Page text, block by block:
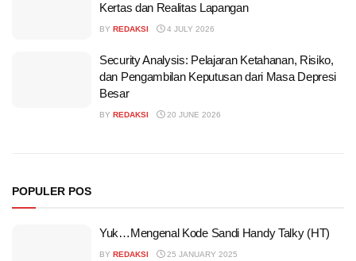
Kertas dan Realitas Lapangan
BY REDAKSI 4 JULY 2026
Security Analysis: Pelajaran Ketahanan, Risiko,
dan Pengambilan Keputusan dari Masa Depresi
Besar
BY REDAKSI 20 JUNE 2026
POPULER POS
Yuk…Mengenal Kode Sandi Handy Talky (HT)
BY REDAKSI 25 JANUARY 2025